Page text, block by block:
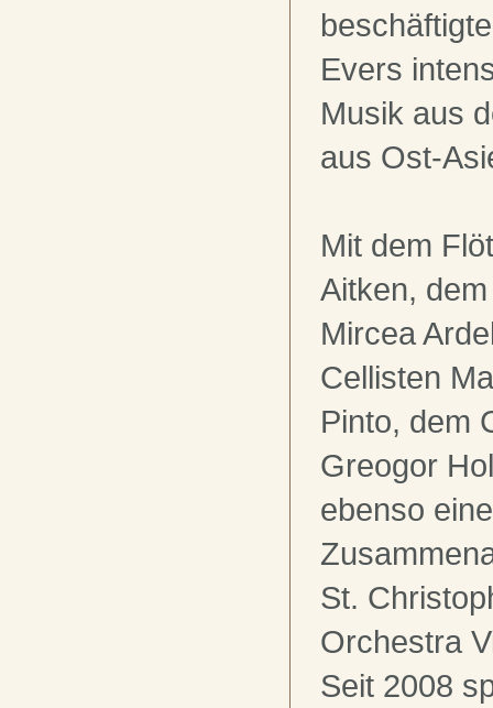
Evers
Musik aus
aus Ost-
Mit dem
Aitken,
Mircea
Cellisten
Pinto, dem
Greogor
ebenso
St.
Orchestra
Seit 2008